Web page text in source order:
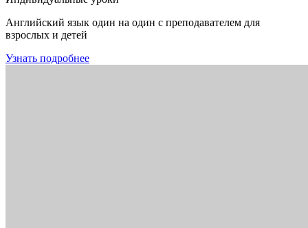
Английский язык один на один с преподавателем для
взрослых и детей
Узнать подробнее